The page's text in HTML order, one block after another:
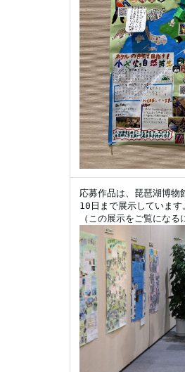
応募作品は、琵琶湖博物
10日まで展示しています
（この展示をご覧になる